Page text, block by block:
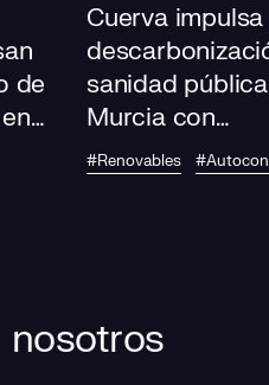
de
Cuerva
sanidad
Murcia con
autoconsumo
fotovoltaico en
#Renovables